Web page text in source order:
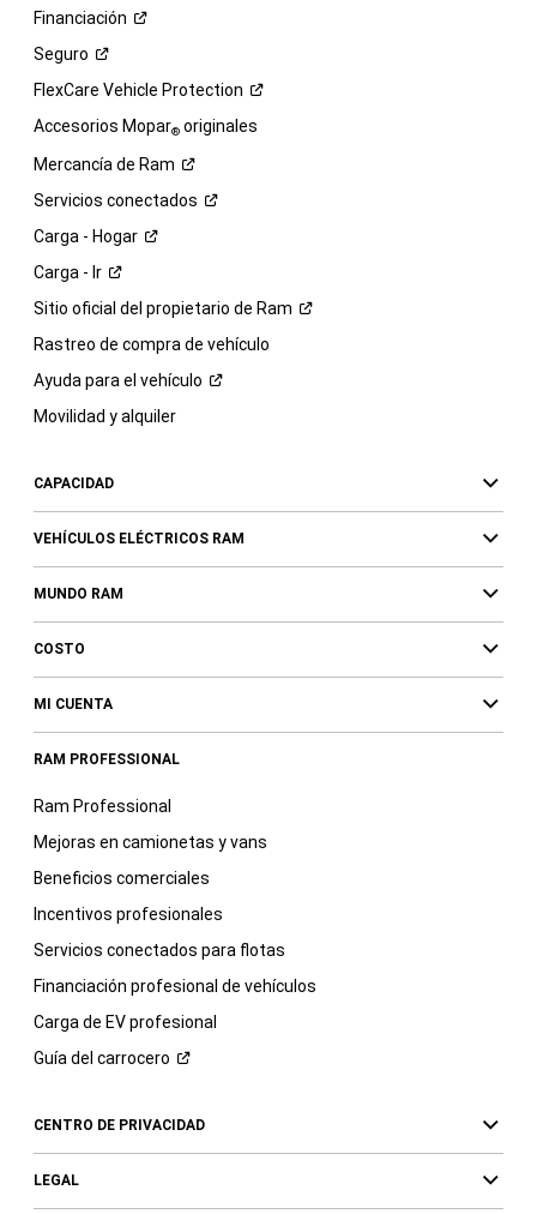
Financiación
Seguro
FlexCare Vehicle Protection
Accesorios Mopar®originales
Mercancía de Ram
Servicios conectados
Carga - Hogar
Carga - Ir
Sitio oficial del propietario de Ram
Rastreo de compra de vehículo
Ayuda para el vehículo
Movilidad y alquiler
CAPACIDAD
VEHÍCULOS ELÉCTRICOS RAM
MUNDO RAM
COSTO
MI CUENTA
RAM PROFESSIONAL
Ram Professional
Mejoras en camionetas y vans
Beneficios comerciales
Incentivos profesionales
Servicios conectados para flotas
Financiación profesional de vehículos
Carga de EV profesional
Guía del carrocero
CENTRO DE PRIVACIDAD
LEGAL